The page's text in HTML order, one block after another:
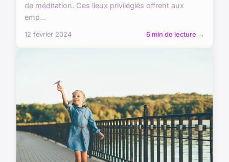
de méditation. Ces lieux privilégiés offrent aux
emp...
12 février 2024 6 min de lecture →